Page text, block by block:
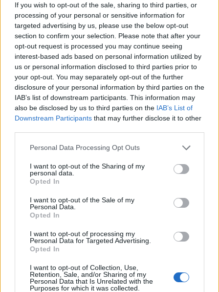
If you wish to opt-out of the sale, sharing to third parties, or
processing of your personal or sensitive information for
targeted advertising by us, please use the below opt-out
section to confirm your selection. Please note that after your
opt-out request is processed you may continue seeing
interest-based ads based on personal information utilized by
us or personal information disclosed to third parties prior to
your opt-out. You may separately opt-out of the further
disclosure of your personal information by third parties on the
IAB’s list of downstream participants. This information may
also be disclosed by us to third parties on the IAB’s List of
Downstream Participants that may further disclose it to other
Personal Data Processing Opt Outs
I want to opt-out of the Sharing of my
personal data.
Opted In
I want to opt-out of the Sale of my
Personal Data.
Opted In
I want to opt-out of processing my
Personal Data for Targeted Advertising.
Opted In
I want to opt-out of Collection, Use,
Retention, Sale, and/or Sharing of my
Personal Data that Is Unrelated with the
Purposes for which it was collected.
Nata0407
Wcześniak nie przybiera na wadze
Hej, pytanie kieruję do mam które urodziły
wcześniaków ☺️ urodziłam w 35+6tyg ciąży,
mierzył 48cm i ważył 2560g. Mój maluszek w
szpitalu pierw był karmiony mlekiem sztucznym
ponieważ nie miałam pokarmu, wypijał 10-30ml
różnie. Był karmiony co 3h 11.11 minął tydzień
odkąd się urodził, i dopiero od 2 dni zaczął
+dokarmiany mlekiem modyfikowanym
lecieć.Jego karmienie bywało różne raz wypijał
30-40-ml a czasem nawet 50ml. Domagał się
2h. I zdążyło się że 4h spał bo zjadł dużo . Dziś
byliśmy na wizycie u pediatry i w ciągu 5dni od
10g. Lekarz powiedział że masa mu nie rośnie i
powinien przybierać na masie 25g najmniej na
jak śpi mam budzić i dawać chwilę swoją pierś i
ściągać laktatorem do butelki żeby wypijał
mojego mleka w granicach od 50-60ml. Próbuje
Forum:Pielęgnacja i rozwój dziecka
gość
krople do uszu
stosował ktoś z was u dzieci lix do ucha?
Synkowi sie zatkało ucho, próbowałam się
dostać do larygologa ale termin dopiero za kilka
dni, nie mam jak pojechać z nim do szpitala,
drugie dziecko z antybiotykiem w domu, w
zastosowałam, czy to szybko działa?
Forum:Pielęgnacja i rozwój dziecka
Noszę pampersy